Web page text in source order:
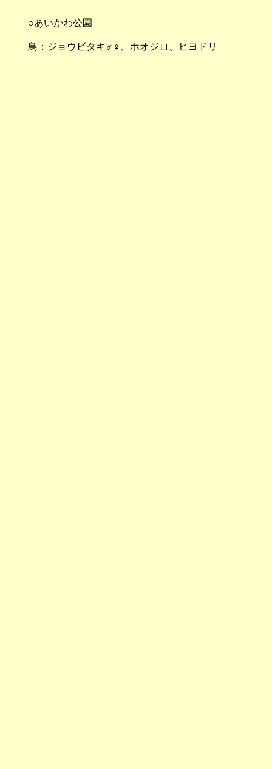
○あいかわ公園
鳥：ジョウビタキ♂♀、ホオジロ、ヒヨドリ